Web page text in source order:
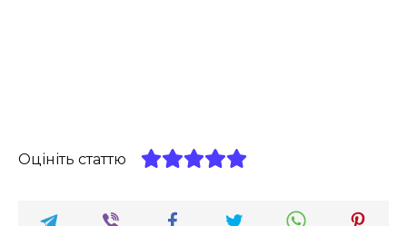
Оцініть статтю